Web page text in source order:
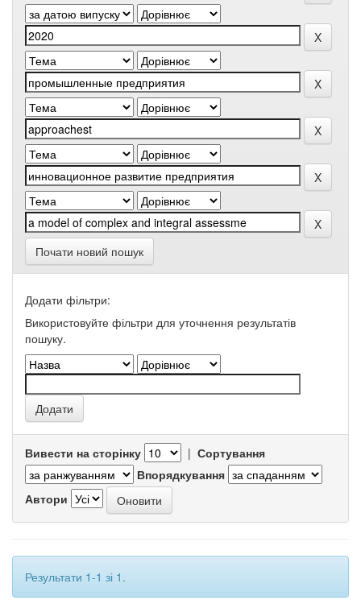
Почати новий пошук
Додати фільтри:
Використовуйте фільтри для уточнення результатів
пошуку.
Вивести на сторінку | Сортування
Впорядкування
Автори
Результати 1-1 зі 1.